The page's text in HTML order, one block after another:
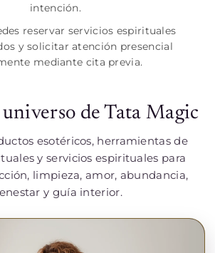
intención.
reservar servicios espirituales
y solicitar atención presencial
mediante cita previa.
de Tata Magic
esotéricos, herramientas de
y servicios espirituales para
limpieza, amor, abundancia,
y guía interior.